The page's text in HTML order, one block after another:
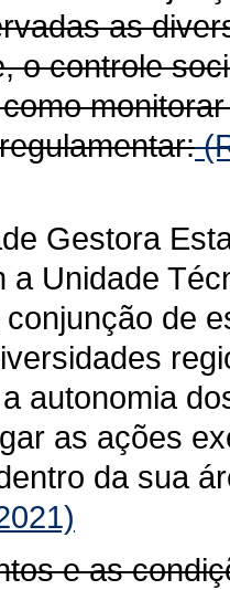
as
o controle
Gestora
a Unidade
de
autonomia
as ações
da sua
e as